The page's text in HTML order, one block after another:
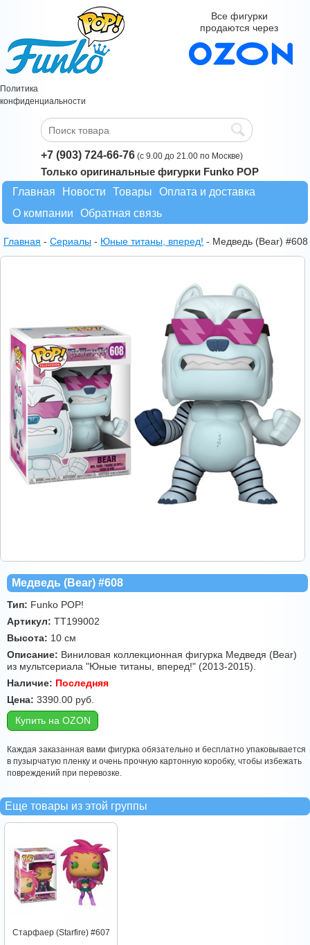
Политика
конфиденциальности
Все фигурки
продаются через
+7 (903) 724-66-76 (с 9.00 до 21.00 по Москве)
Только оригинальные фигурки Funko POP
Главная
Новости Товары
Оплата и доставка
О компании
Обратная связь
Главная - Сериалы - Юные титаны, вперед! - Медведь (Bear) #608
Медведь (Bear) #608
Тип: Funko POP!
Артикул: TT199002
Высота: 10 см
Описание: Виниловая коллекционная фигурка Медведя (Bear)
из мультсериала "Юные титаны, вперед!" (2013-2015).
Наличие: Последняя
Цена: 3390.00 руб.
Купить на OZON
Каждая заказанная вами фигурка обязательно и бесплатно упаковывается
в пузырчатую пленку и очень прочную картонную коробку, чтобы избежать
повреждений при перевозке.
Еще товары из этой группы
Старфаер (Starfire) #607